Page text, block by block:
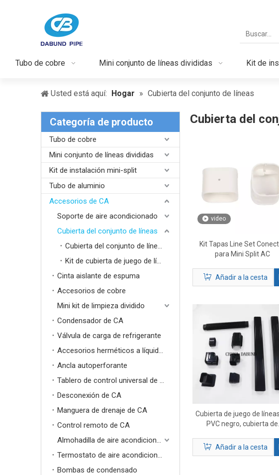
Tubo de cobre Mini conjunto de líneas divididas Kit de
Usted está aquí: Hogar » Cubierta del conjunto de líneas
Categoría de producto
Tubo de cobre
Mini conjunto de líneas divididas
Kit de instalación mini-split
Tubo de aluminio
Accesorios de CA
Soporte de aire acondicionado
Cubierta del conjunto de líneas
Cubierta del conjunto de líneas HVAC
Kit de cubierta de juego de líneas
Cinta aislante de espuma
Accesorios de cobre
Mini kit de limpieza dividido
Condensador de CA
Válvula de carga de refrigerante
Accesorios herméticos a líquidos
Ancla autoperforante
Tablero de control universal de aire acondicionado
Desconexión de CA
Manguera de drenaje de CA
Control remoto de CA
Almohadilla de aire acondicionado
Termostato de aire acondicionado
Bombas de condensado
Cubierta del
video
Kit Tapas Line Set
para Mini Split AC
Añadir a la cesta
Cubierta de juego de
PVC negro, cubierta de
aire acondicionado
Añadir a la cesta